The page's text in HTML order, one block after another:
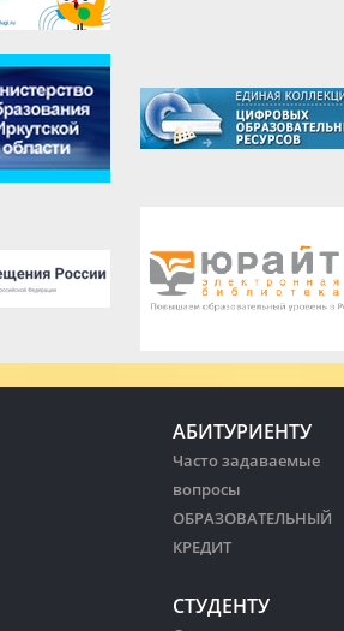
АБИТУРИЕНТУ
Часто задаваемые
вопросы
ОБРАЗОВАТЕЛЬНЫЙ
КРЕДИТ
СТУДЕНТУ